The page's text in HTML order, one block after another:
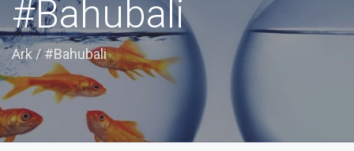
#Bahubali
Ark / #Bahubali